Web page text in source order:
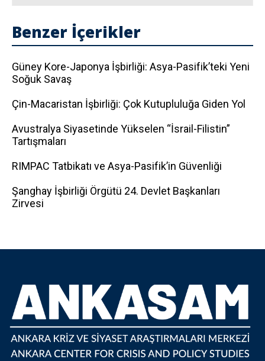
Benzer İçerikler
Güney Kore-Japonya İşbirliği: Asya-Pasifik’teki Yeni
Soğuk Savaş
Çin-Macaristan İşbirliği: Çok Kutupluluğa Giden Yol
Avustralya Siyasetinde Yükselen “İsrail-Filistin”
Tartışmaları
RIMPAC Tatbikatı ve Asya-Pasifik’in Güvenliği
Şanghay İşbirliği Örgütü 24. Devlet Başkanları
Zirvesi